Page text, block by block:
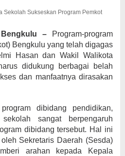
Sekolah Sukseskan Program Pemkot
Bengkulu – Program-program
Bengkulu yang telah digagas
Hasan dan Wakil Walikota
didukung berbagai belah
dan manfaatnya dirasakan
dibidang pendidikan,
sangat berpengaruh
dibidang tersebut. Hal ini
Sekretaris Daerah (Sesda)
arahan kepada Kepala